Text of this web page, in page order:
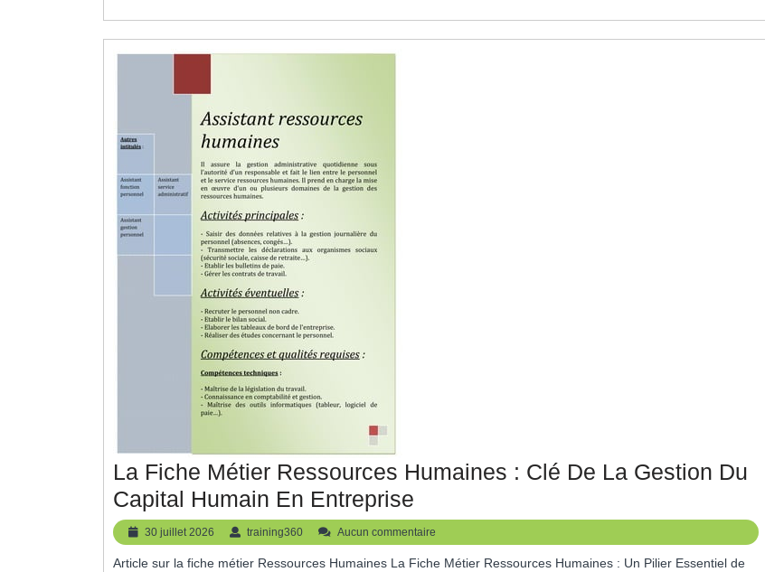
Pour
La
La Fiche Métier Ressources Humaines : Clé De La Gestion Du
Capital Humain En Entreprise
Fiche
Métier
30 juillet 2026
30
juillet
2026
training360 training360
Aucun commentaire
Article sur la fiche métier Ressources Humaines La Fiche Métier Ressources Humaines : Un Pilier Essentiel de